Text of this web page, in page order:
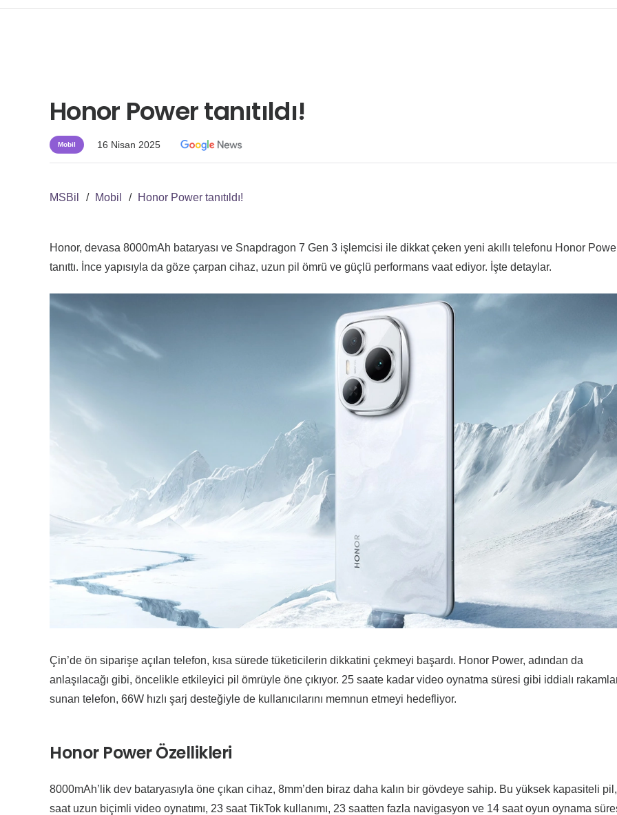
Honor Power tanıtıldı!
Mobil 16 Nisan 2025
MSBil / Mobil / Honor Power tanıtıldı!
Honor, devasa 8000mAh bataryası ve Snapdragon 7 Gen 3 işlemcisi ile dikkat çeken yeni akıllı telefonu Honor
tanıttı. İnce yapısıyla da göze çarpan cihaz, uzun pil ömrü ve güçlü performans vaat ediyor. İşte detaylar.
Çin’de ön siparişe açılan telefon, kısa sürede tüketicilerin dikkatini çekmeyi başardı. Honor Power, adından da
anlaşılacağı gibi, öncelikle etkileyici pil ömrüyle öne çıkıyor. 25 saate kadar video oynatma süresi gibi iddialı
sunan telefon, 66W hızlı şarj desteğiyle de kullanıcılarını memnun etmeyi hedefliyor.
Honor Power Özellikleri
8000mAh’lik dev bataryasıyla öne çıkan cihaz, 8mm’den biraz daha kalın bir gövdeye sahip. Bu yüksek kapasiteli
saat uzun biçimli video oynatımı, 23 saat TikTok kullanımı, 23 saatten fazla navigasyon ve 14 saat oyun oynama